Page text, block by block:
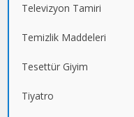
Televizyon Tamiri
Temizlik Maddeleri
Tesettür Giyim
Tiyatro